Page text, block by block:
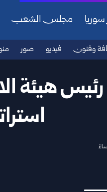
سوريا مجلس الشعب
وفنون فيديو صور
هيئة